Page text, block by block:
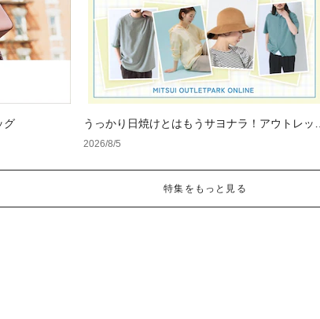
グ
うっかり日焼けとはもうサヨナラ！アウトレット
で見つけるUV対策ウェア
2026/8/5
特集をもっと見る